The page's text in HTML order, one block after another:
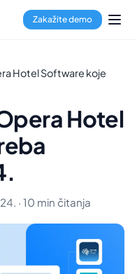
Zakažite demo
Hotel Software koje
Hotel
· 10 min čitanja